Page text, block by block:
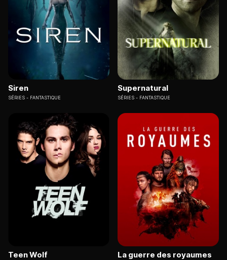
Siren
SÉRIES FANTASTIQUE
Supernatural
SÉRIES FANTASTIQUE
Teen Wolf La guerre des royaumes